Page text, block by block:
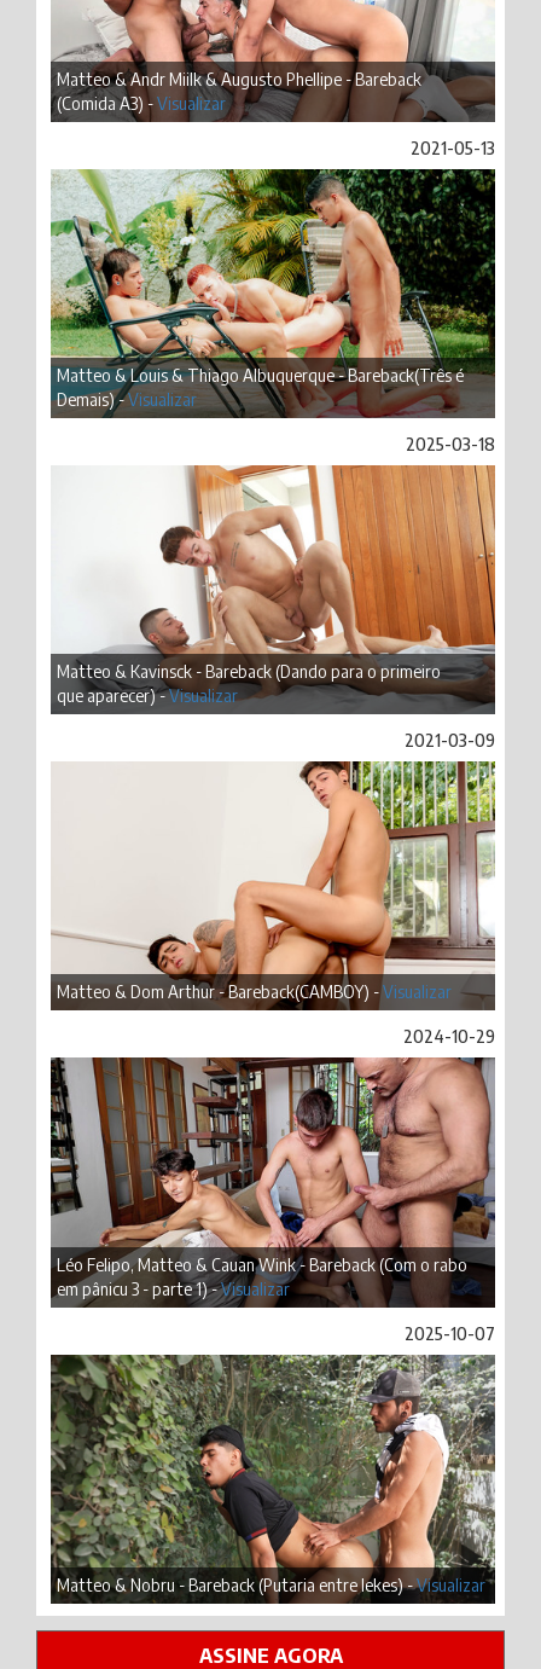
Matteo & Andr Miilk & Augusto Phellipe - Bareback
(Comida A3) -Visualizar
2021-05-13
Matteo & Louis & Thiago Albuquerque - Bareback(Três é
Demais) -Visualizar
2025-03-18
Matteo & Kavinsck - Bareback (Dando para o primeiro
que aparecer) -Visualizar
2021-03-09
Matteo & Dom Arthur - Bareback(CAMBOY) -Visualizar
2024-10-29
Léo Felipo, Matteo & Cauan Wink - Bareback (Com o rabo
em pânicu 3 - parte 1) -Visualizar
2025-10-07
Matteo & Nobru - Bareback (Putaria entre lekes) -Visualizar
ASSINE AGORA